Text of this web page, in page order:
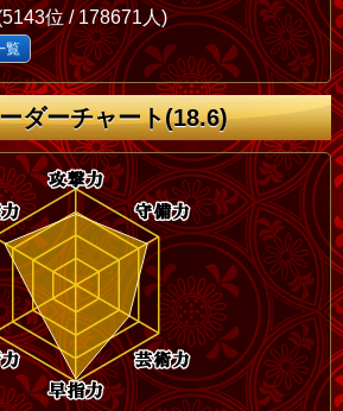
位 / 178671人)
覧
ダーチャート(18.6)